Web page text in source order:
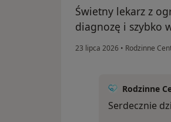
Świetny lekarz z
diagnozę i szybko
23 lipca 2026 • Rodzinne
Rodzinne
Serdecznie